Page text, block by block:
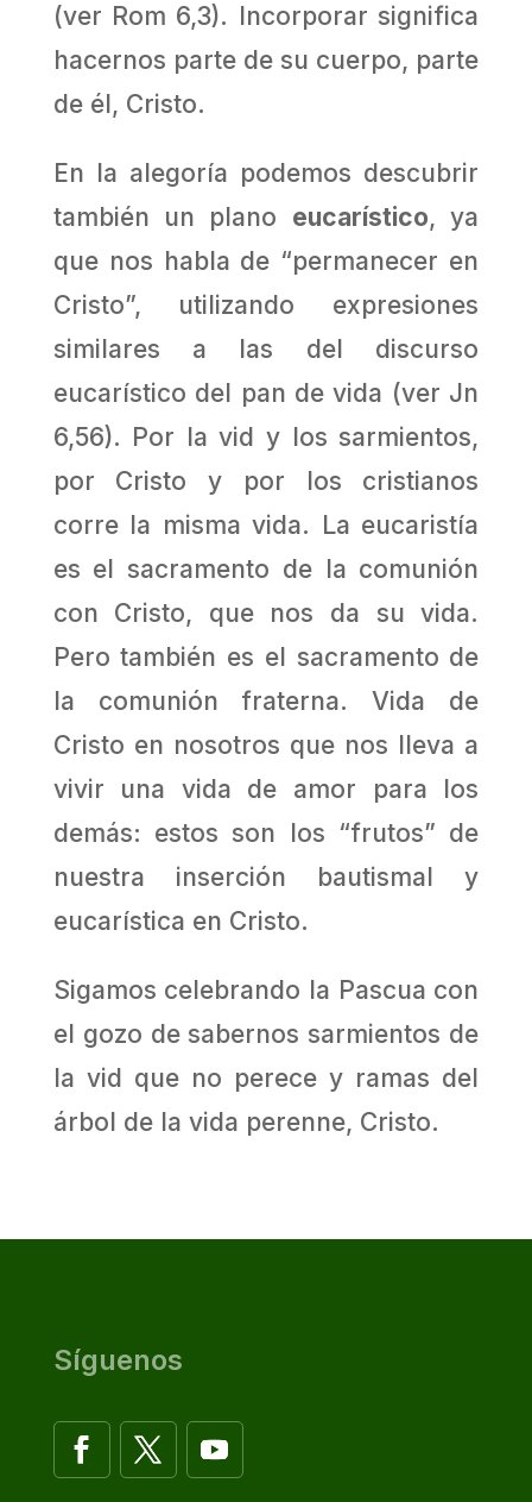
(ver Rom 6,3). Incorporar significa
hacernos parte de su cuerpo, parte
de él, Cristo.
En la alegoría podemos descubrir
también un plano eucarístico, ya
que nos habla de “permanecer en
Cristo”, utilizando expresiones
similares a las del discurso
eucarístico del pan de vida (ver Jn
6,56). Por la vid y los sarmientos,
por Cristo y por los cristianos
corre la misma vida. La eucaristía
es el sacramento de la comunión
con Cristo, que nos da su vida.
Pero también es el sacramento de
la comunión fraterna. Vida de
Cristo en nosotros que nos lleva a
vivir una vida de amor para los
demás: estos son los “frutos” de
nuestra inserción bautismal y
eucarística en Cristo.
Sigamos celebrando la Pascua con
el gozo de sabernos sarmientos de
la vid que no perece y ramas del
árbol de la vida perenne, Cristo.
Síguenos